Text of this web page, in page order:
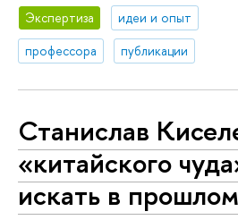
Экспертиза
идеи и опыт
профессора
публикации
Станислав
«китайского
искать в прошлом